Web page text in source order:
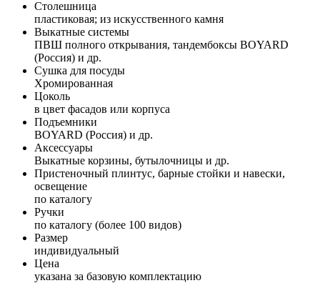
Столешница
пластиковая; из искусственного камня
Выкатные системы
ПВШ полного открывания, тандембоксы BOYARD
(Россия) и др.
Сушка для посуды
Хромированная
Цоколь
в цвет фасадов или корпуса
Подъемники
BOYARD (Россия) и др.
Аксессуары
Выкатные корзины, бутылочницы и др.
Пристеночный плинтус, барные стойки и навески,
освещение
по каталогу
Ручки
по каталогу (более 100 видов)
Размер
индивидуальный
Цена
указана за базовую комплектацию